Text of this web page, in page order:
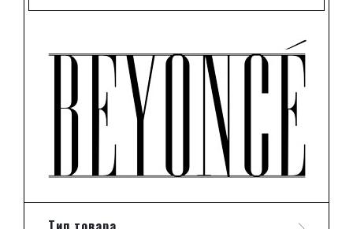
танцовщица, и хореограф, и заметная актриса, на счету
Можно лишь удивляться и восхищаться тем, сколько
энергии и таланта в душе этой хрупкой девушки.
Очередным признанием ее статуса самой заметной
фигуры на американской музыкальной сцене стало
выступление Бейонси на инаугурации нового
Президента Америки Барака Обамы с песней, под
которую новоиспеченный хозяин Белого Дома
исполнил танец со своей супругой Мишель.
Выход замуж за известного рэппера Джей-Зи
звезды, и она продолжает как участие в музыкальных и
кинематографических проектах, так и деятельность на